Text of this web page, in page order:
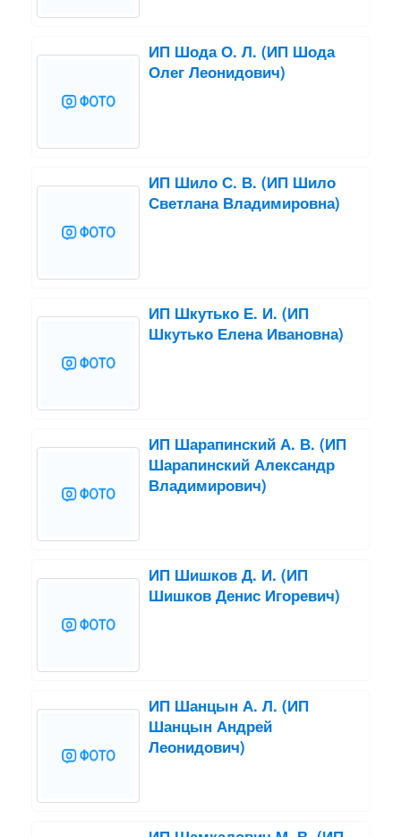
ИП Шода О. Л. (ИП Шода
Олег Леонидович)
ИП Шило С. В. (ИП Шило
Светлана Владимировна)
ИП Шкутько Е. И. (ИП
Шкутько Елена Ивановна)
ИП Шарапинский А. В. (ИП
Шарапинский Александр
Владимирович)
ИП Шишков Д. И. (ИП
Шишков Денис Игоревич)
ИП Шанцын А. Л. (ИП
Шанцын Андрей
Леонидович)